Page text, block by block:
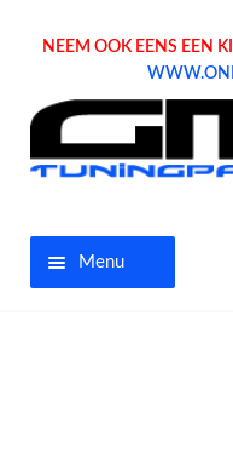
NEEM OOK EENS EEN
Menu